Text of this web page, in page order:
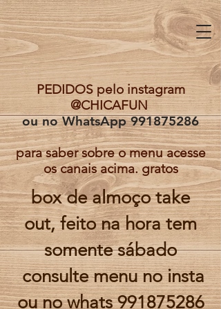
PEDIDOS pelo instagram
@CHICAFUN
ou no WhatsApp991875286
para saber sobre o menu acesse
os canais acima. gratos
box de almoço take
out, feito na hora tem
somente sábado
consulte menu no insta
ou no whats991875286